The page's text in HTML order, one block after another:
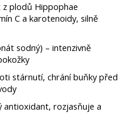
z plodů Hippophae
C a karotenoidy, silně
sodný) – intenzivně
stárnutí, chrání buňky před
antioxidant, rozjasňuje a